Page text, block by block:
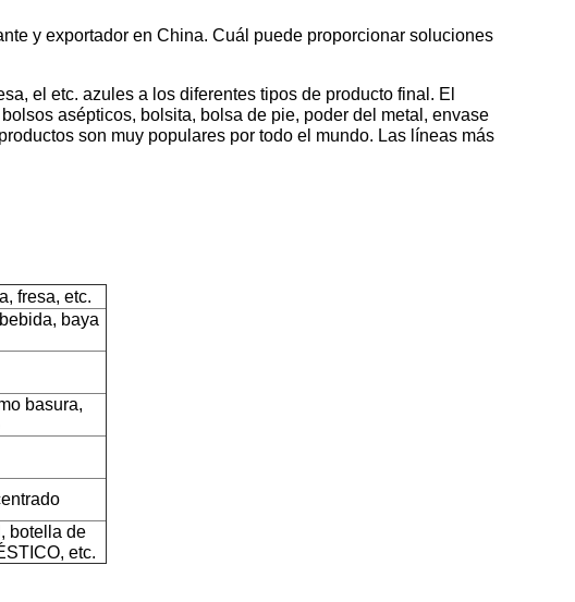
y exportador en China. Cuál puede proporcionar soluciones
el etc. azules a los diferentes tipos de producto final. El
asépticos, bolsita, bolsa de pie, poder del metal, envase
son muy populares por todo el mundo. Las líneas más
fresa, etc.
baya
basura,
botella de
etc.